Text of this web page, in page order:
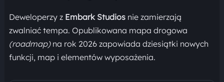
Deweloperzy z Embark Studiosnie zamierzają
zwalniać tempa. Opublikowana mapa drogowa
(roadmap) na rok 2026 zapowiada dziesiątki nowych
funkcji, map i elementów wyposażenia.